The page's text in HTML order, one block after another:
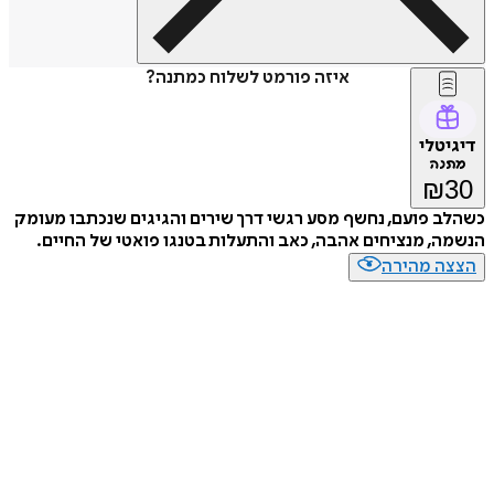
איזה פורמט לשלוח כמתנה?
דיגיטלי
מתנה
₪30
כשהלב פועם, נחשף מסע רגשי דרך שירים והגיגים שנכתבו מעומק
הנשמה, מנציחים אהבה, כאב והתעלות בטנגו פואטי של החיים.
הצצה מהירה